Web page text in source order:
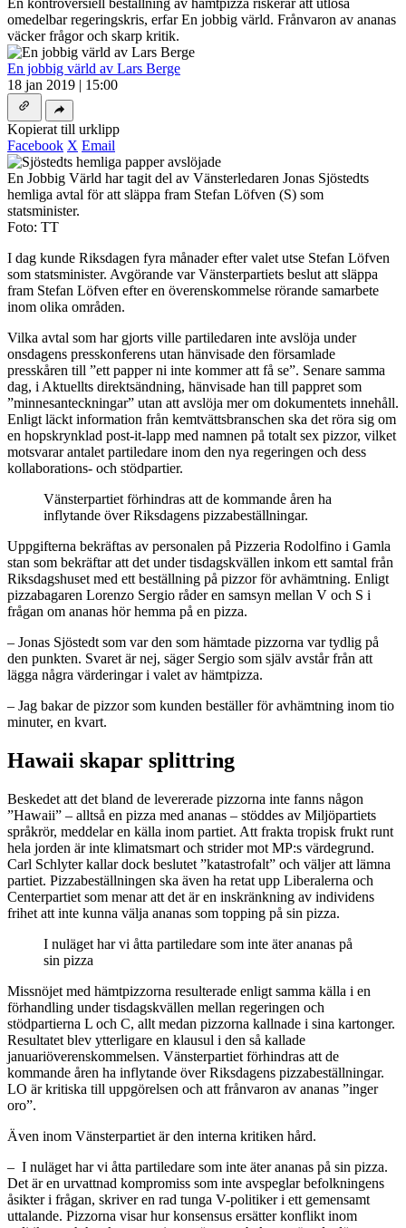
En kontroversiell beställning av hämtpizza riskerar att utlösa
omedelbar regeringskris, erfar En jobbig värld. Frånvaron av ananas
väcker frågor och skarp kritik.
En jobbig värld av Lars Berge
18 jan 2019 | 15:00
Kopierat till urklipp
Facebook X Email
En Jobbig Värld har tagit del av Vänsterledaren Jonas Sjöstedts
hemliga avtal för att släppa fram Stefan Löfven (S) som
statsminister.
Foto: TT
I dag kunde Riksdagen fyra månader efter valet utse Stefan Löfven
som statsminister. Avgörande var Vänsterpartiets beslut att släppa
fram Stefan Löfven efter en överenskommelse rörande samarbete
inom olika områden.
Vilka avtal som har gjorts ville partiledaren inte avslöja under
onsdagens presskonferens utan hänvisade den församlade
presskåren till ”ett papper ni inte kommer att få se”. Senare samma
dag, i Aktuellts direktsändning, hänvisade han till pappret som
”minnesanteckningar” utan att avslöja mer om dokumentets innehåll.
Enligt läckt information från kemtvättsbranschen ska det röra sig om
en hopskrynklad post-it-lapp med namnen på totalt sex pizzor, vilket
motsvarar antalet partiledare inom den nya regeringen och dess
kollaborations- och stödpartier.
Vänsterpartiet förhindras att de kommande åren ha
inflytande över Riksdagens pizzabeställningar.
Uppgifterna bekräftas av personalen på Pizzeria Rodolfino i Gamla
stan som bekräftar att det under tisdagskvällen inkom ett samtal från
Riksdagshuset med ett beställning på pizzor för avhämtning. Enligt
pizzabagaren Lorenzo Sergio råder en samsyn mellan V och S i
frågan om ananas hör hemma på en pizza.
– Jonas Sjöstedt som var den som hämtade pizzorna var tydlig på
den punkten. Svaret är nej, säger Sergio som själv avstår från att
lägga några värderingar i valet av hämtpizza.
– Jag bakar de pizzor som kunden beställer för avhämtning inom tio
minuter, en kvart.
Hawaii skapar splittring
Beskedet att det bland de levererade pizzorna inte fanns någon
”Hawaii” – alltså en pizza med ananas – stöddes av Miljöpartiets
språkrör, meddelar en källa inom partiet. Att frakta tropisk frukt runt
hela jorden är inte klimatsmart och strider mot MP:s värdegrund.
Carl Schlyter kallar dock beslutet ”katastrofalt” och väljer att lämna
partiet. Pizzabeställningen ska även ha retat upp Liberalerna och
Centerpartiet som menar att det är en inskränkning av individens
frihet att inte kunna välja ananas som topping på sin pizza.
I nuläget har vi åtta partiledare som inte äter ananas på
sin pizza
Missnöjet med hämtpizzorna resulterade enligt samma källa i en
förhandling under tisdagskvällen mellan regeringen och
stödpartierna L och C, allt medan pizzorna kallnade i sina kartonger.
Resultatet blev ytterligare en klausul i den så kallade
januariöverenskommelsen. Vänsterpartiet förhindras att de
kommande åren ha inflytande över Riksdagens pizzabeställningar.
LO är kritiska till uppgörelsen och att frånvaron av ananas ”inger
oro”.
Även inom Vänsterpartiet är den interna kritiken hård.
– I nuläget har vi åtta partiledare som inte äter ananas på sin pizza.
Det är en urvattnad kompromiss som inte avspeglar befolkningens
åsikter i frågan, skriver en rad tunga V-politiker i ett gemensamt
uttalande. Pizzorna visar hur konsensus ersätter konflikt inom